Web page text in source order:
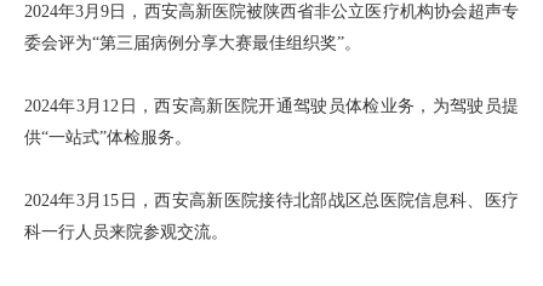
2024年3月9日，西安高新医院被陕西省非公立医疗机构协会超声专
委会评为“第三届病例分享大赛最佳组织奖”。
2024年3月12日，西安高新医院开通驾驶员体检业务，为驾驶员提
供“一站式”体检服务。
2024年3月15日，西安高新医院接待北部战区总医院信息科、医疗
科一行人员来院参观交流。